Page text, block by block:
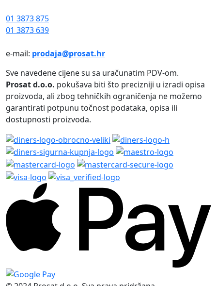
01 3873 875
01 3873 639
e-mail: prodaja@prosat.hr
Sve navedene cijene su sa uračunatim PDV-om.
Prosat d.o.o. pokušava biti što precizniji u izradi opisa
proizvoda, ali zbog tehničkih ograničenja ne možemo
garantirati potpunu točnost podataka, opisa ili
dostupnosti proizvoda.